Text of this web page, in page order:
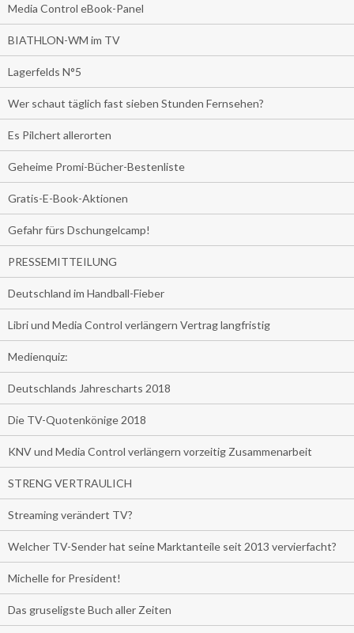
Media Control eBook-Panel
BIATHLON-WM im TV
Lagerfelds N°5
Wer schaut täglich fast sieben Stunden Fernsehen?
Es Pilchert allerorten
Geheime Promi-Bücher-Bestenliste
Gratis-E-Book-Aktionen
Gefahr fürs Dschungelcamp!
PRESSEMITTEILUNG
Deutschland im Handball-Fieber
Libri und Media Control verlängern Vertrag langfristig
Medienquiz:
Deutschlands Jahrescharts 2018
Die TV-Quotenkönige 2018
KNV und Media Control verlängern vorzeitig Zusammenarbeit
STRENG VERTRAULICH
Streaming verändert TV?
Welcher TV-Sender hat seine Marktanteile seit 2013 vervierfacht?
Michelle for President!
Das gruseligste Buch aller Zeiten